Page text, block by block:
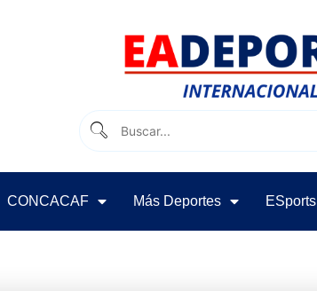
CONCACAF Más Deportes ESports